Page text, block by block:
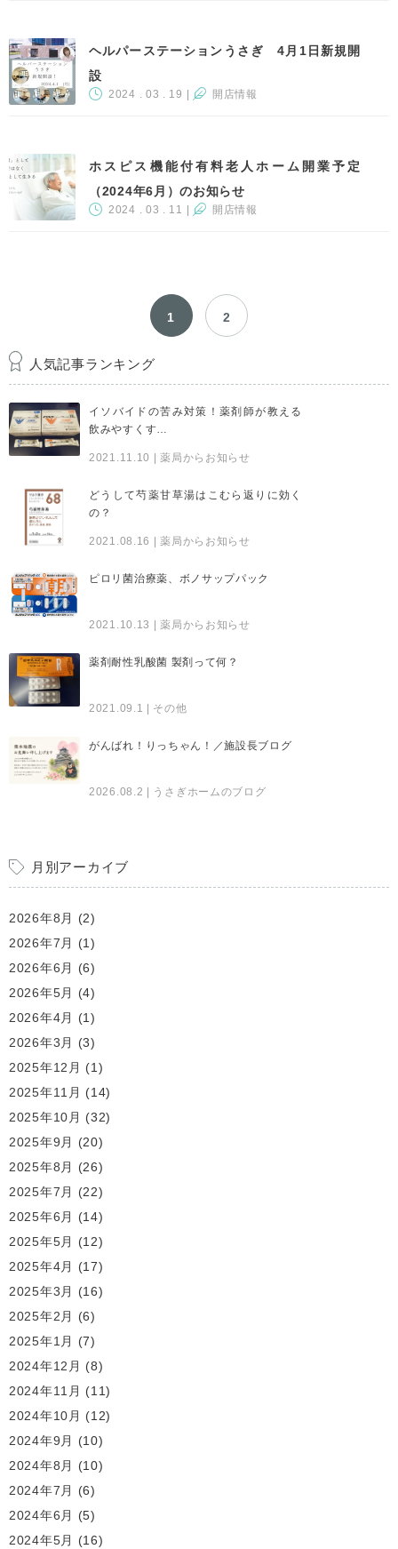
ヘルパーステーションうさぎ 4月1日新規開
設
2024 . 03 . 19 開店情報
ホスピス機能付有料老人ホーム開業予定
（2024年6月）のお知らせ
2024 . 03 . 11 開店情報
1 2
人気記事ランキング
イソバイドの苦み対策！薬剤師が教える
飲みやすくす…
2021.11.10 | 薬局からお知らせ
どうして芍薬甘草湯はこむら返りに効く
の？
2021.08.16 | 薬局からお知らせ
ピロリ菌治療薬、ボノサップパック
2021.10.13 | 薬局からお知らせ
薬剤耐性乳酸菌 製剤って何？
2021.09.1 | その他
がんばれ！りっちゃん！／施設長ブログ
2026.08.2 | うさぎホームのブログ
月別アーカイブ
2026年8月
(2)
2026年7月
(1)
2026年6月
(6)
2026年5月
(4)
2026年4月
(1)
2026年3月
(3)
2025年12月 (1)
2025年11月 (14)
2025年10月 (32)
2025年9月
(20)
2025年8月
(26)
2025年7月
(22)
2025年6月
(14)
2025年5月
(12)
2025年4月
(17)
2025年3月
(16)
2025年2月
(6)
2025年1月
(7)
2024年12月 (8)
2024年11月 (11)
2024年10月 (12)
2024年9月
(10)
2024年8月
(10)
2024年7月
(6)
2024年6月
(5)
2024年5月
(16)